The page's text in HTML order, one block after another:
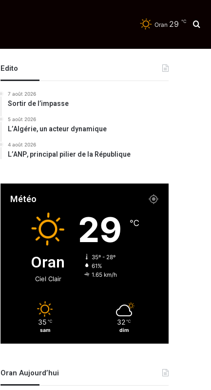
Oran 29 ℃
Edito
7 août 2026
Sortir de l’impasse
5 août 2026
L’Algérie, un acteur dynamique
4 août 2026
L’ANP, principal pilier de la République
Météo
Oran
Ciel Clair
29 ℃
35º - 28º
61%
1.65 km/h
35 ℃
sam
32 ℃
dim
Oran Aujourd’hui